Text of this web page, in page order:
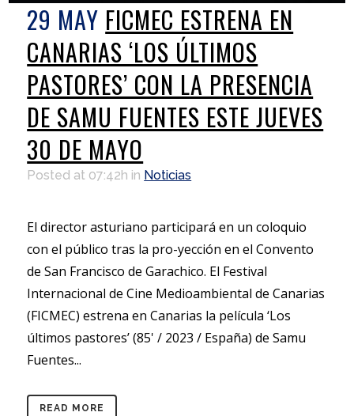
29 MAY FICMEC ESTRENA EN
CANARIAS ‘LOS ÚLTIMOS
PASTORES’ CON LA PRESENCIA
DE SAMU FUENTES ESTE JUEVES
30 DE MAYO
Posted at 07:42h in Noticias
El director asturiano participará en un coloquio
con el público tras la pro-yección en el Convento
de San Francisco de Garachico. El Festival
Internacional de Cine Medioambiental de Canarias
(FICMEC) estrena en Canarias la película ‘Los
últimos pastores’ (85' / 2023 / España) de Samu
Fuentes...
READ MORE